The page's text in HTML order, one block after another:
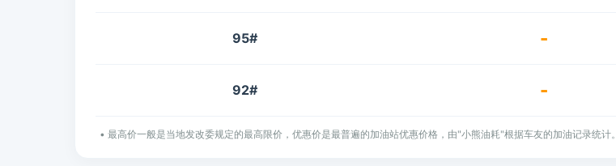
95# -
92# -
• 最高价一般是当地发改委规定的最高限价，优惠价是最普遍的加油站优惠价格，由"小熊油耗"根据车友的加油记录统计。